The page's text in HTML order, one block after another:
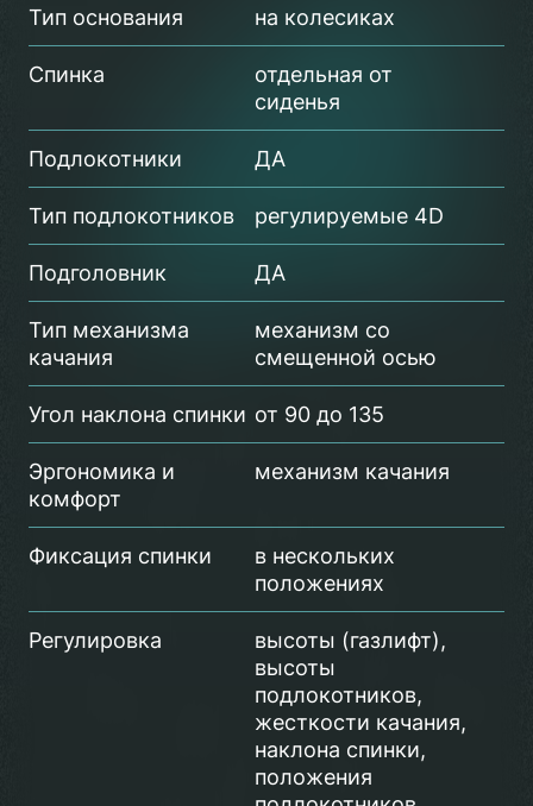
Тип основания на колесиках
Спинка
отдельная от
сиденья
Подлокотники ДА
Тип подлокотников регулируемые 4D
Подголовник ДА
Тип механизма
качания
механизм со
смещенной осью
Угол наклона спинки от 90 до 135
Эргономика и
комфорт
механизм качания
Фиксация спинки
в нескольких
положениях
Регулировка
высоты (газлифт),
высоты
подлокотников,
жесткости качания,
наклона спинки,
положения